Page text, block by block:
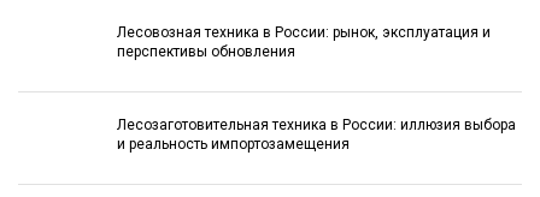
Лесовозная техника в России: рынок, эксплуатация и
перспективы обновления
Лесозаготовительная техника в России: иллюзия выбора
и реальность импортозамещения